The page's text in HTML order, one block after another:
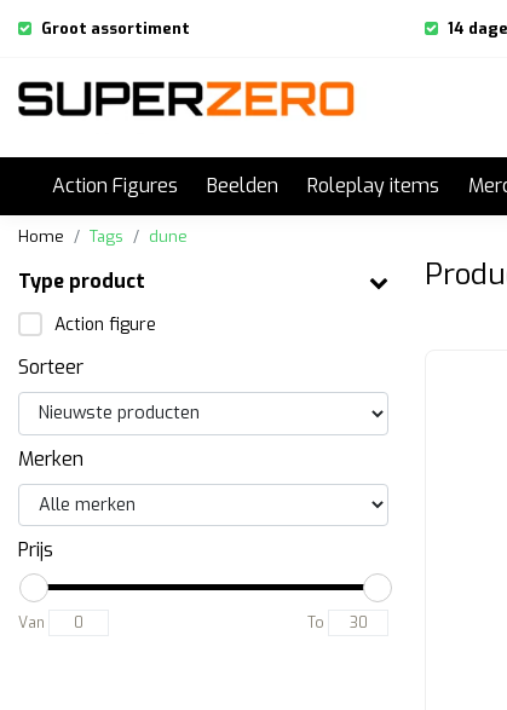
Groot assortiment 14
Action Figures Beelden Roleplay items
Home Tags dune
Type product
Action figure
Sorteer
Merken
Prijs
Van To